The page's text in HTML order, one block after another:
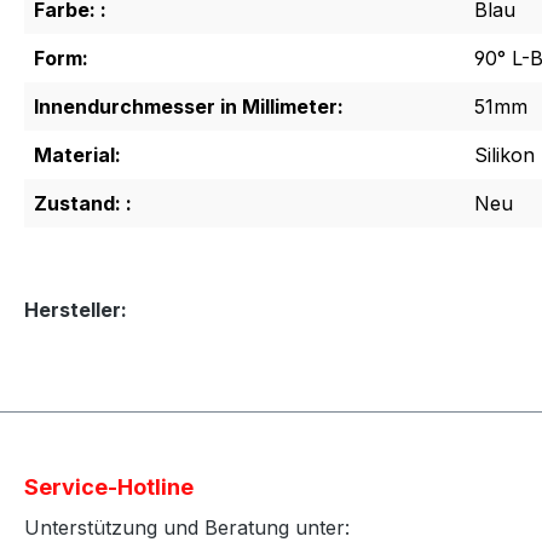
Farbe: :
Blau
Form:
90° L-
Innendurchmesser in Millimeter:
51mm
Material:
Silikon
Zustand: :
Neu
Hersteller:
Service-Hotline
Unterstützung und Beratung unter: